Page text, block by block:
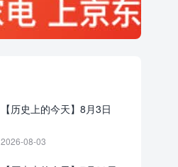
【历史上的今天】8月3日
2026-08-03